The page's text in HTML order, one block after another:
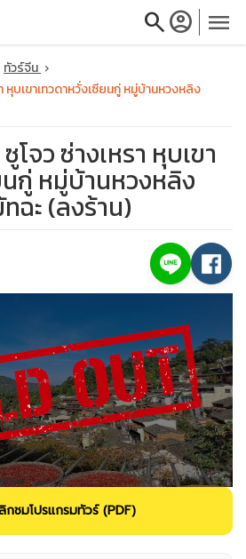
searchaccount_circle menu
close
ทัวร์จีน
หุบเขาเทวดาหวั่งเซียนกู่ หมู่บ้านหวงหลิง
โจว ซ่างเหรา หุบเขา
นกู่ หมู่บ้านหวงหลิง
ฉะ (ลงร้าน)
กชมโปรแกรมทัวร์ (PDF)